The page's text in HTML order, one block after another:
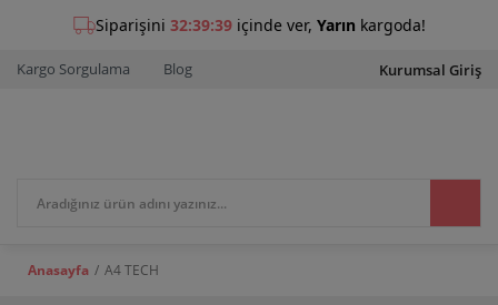
Kargo Sorgulama Blog Kurumsal Giriş
Anasayfa A4 TECH